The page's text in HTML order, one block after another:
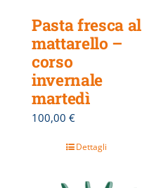
Pasta fresca al
mattarello –
corso
invernale
martedì
100,00 €
Dettagli